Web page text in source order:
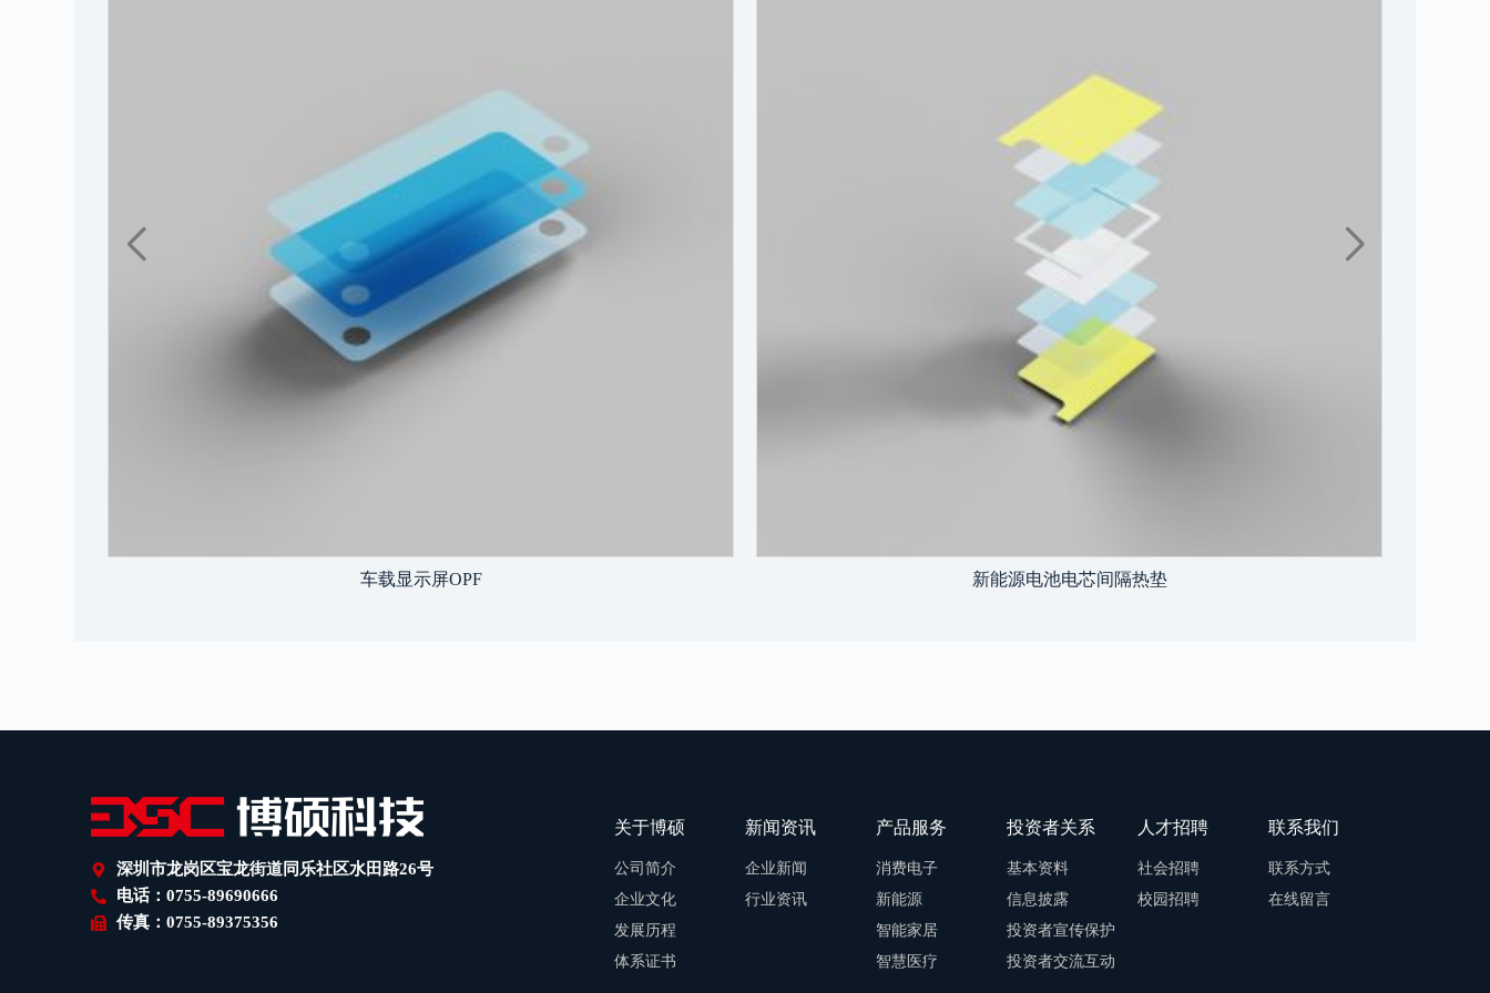
车载显示屏OPF 新能源电池电芯间隔热垫
深圳市龙岗区宝龙街道同乐社区水田路26号
电话：0755-89690666
传真：0755-89375356
关于博硕
公司简介
企业文化
发展历程
体系证书
新闻资讯
企业新闻
行业资讯
产品服务
消费电子
新能源
智能家居
智慧医疗
投资者关系
基本资料
信息披露
投资者宣传保护
投资者交流互动
人才招聘
社会招聘
校园招聘
联系我们
联系方式
在线留言